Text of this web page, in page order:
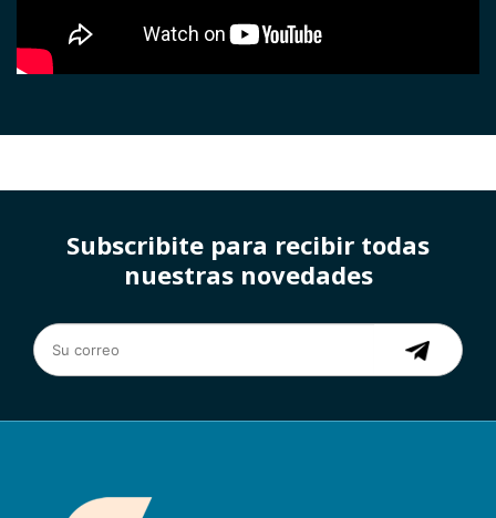
Subscribite para recibir todas
nuestras novedades